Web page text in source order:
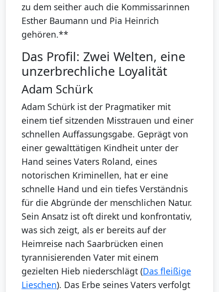
zu dem seither auch die Kommissarinnen
Esther Baumann und Pia Heinrich
gehören.**
Das Profil: Zwei Welten, eine
unzerbrechliche Loyalität
Adam Schürk
Adam Schürk ist der Pragmatiker mit
einem tief sitzenden Misstrauen und einer
schnellen Auffassungsgabe. Geprägt von
einer gewalttätigen Kindheit unter der
Hand seines Vaters Roland, eines
notorischen Kriminellen, hat er eine
schnelle Hand und ein tiefes Verständnis
für die Abgründe der menschlichen Natur.
Sein Ansatz ist oft direkt und konfrontativ,
was sich zeigt, als er bereits auf der
Heimreise nach Saarbrücken einen
tyrannisierenden Vater mit einem
gezielten Hieb niederschlägt (Das fleißige
Lieschen). Das Erbe seines Vaters verfolgt